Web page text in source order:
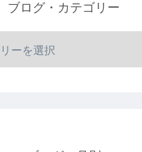
ブログ・カテゴリー